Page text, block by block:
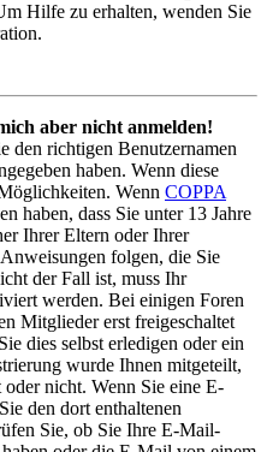
Hilfe zu erhalten, wenden Sie
aber nicht anmelden!
den richtigen Benutzernamen
haben. Wenn diese
Wenn COPPA
haben, dass Sie unter 13 Jahre
Ihrer Eltern oder Ihrer
folgen, die Sie
der Fall ist, muss Ihr
werden. Bei einigen Foren
Mitglieder erst freigeschaltet
dies selbst erledigen oder ein
wurde Ihnen mitgeteilt,
nicht. Wenn Sie eine E-
den dort enthaltenen
Sie, ob Sie Ihre E-Mail-